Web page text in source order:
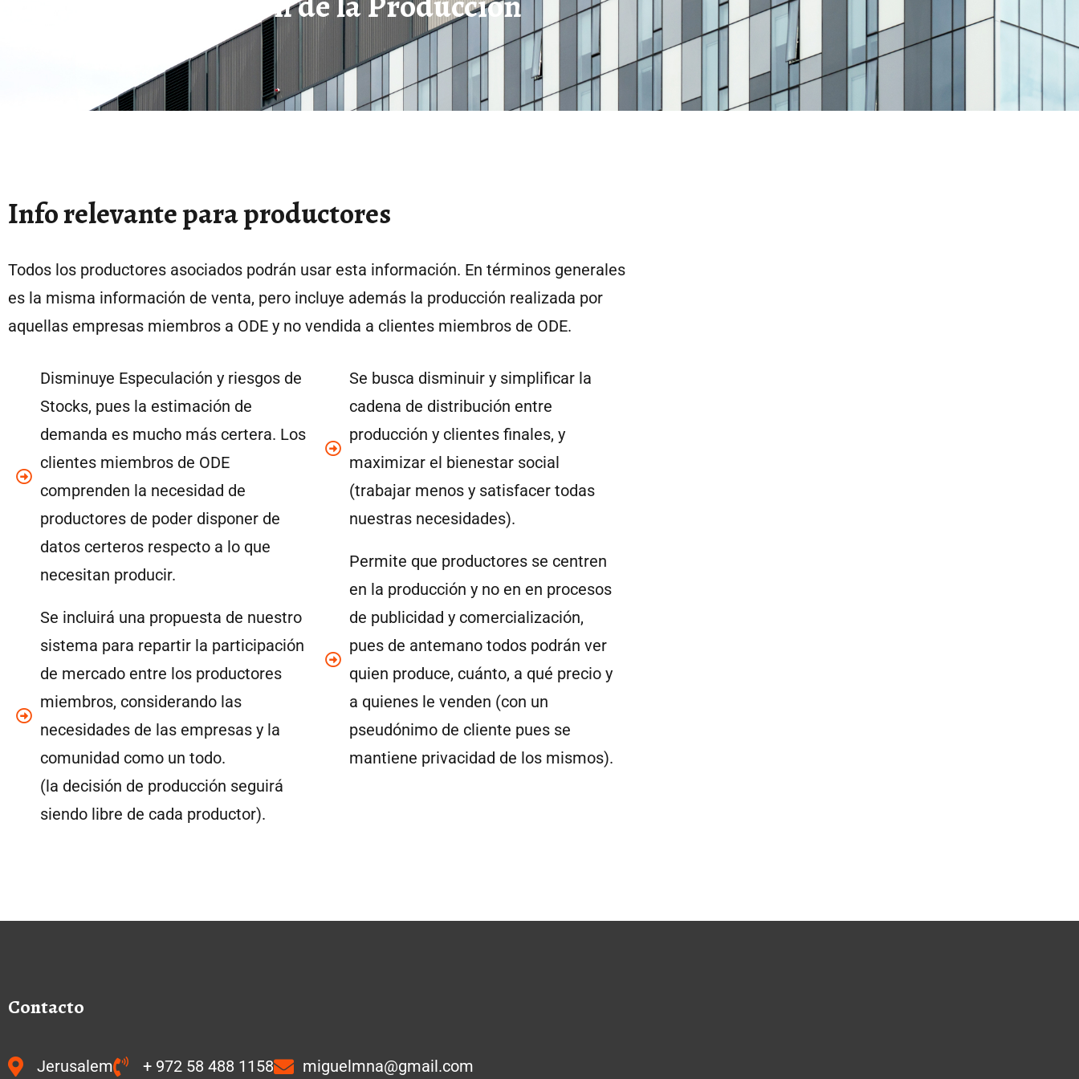
Info relevante para productores
Todos los productores asociados podrán usar esta información. En términos generales
es la misma información de venta, pero incluye además la producción realizada por
aquellas empresas miembros a ODE y no vendida a clientes miembros de ODE.
Disminuye Especulación y riesgos de
Stocks, pues la estimación de
demanda es mucho más certera. Los
clientes miembros de ODE
comprenden la necesidad de
productores de poder disponer de
datos certeros respecto a lo que
necesitan producir.
Se incluirá una propuesta de nuestro
sistema para repartir la participación
de mercado entre los productores
miembros, considerando las
necesidades de las empresas y la
comunidad como un todo.
(la decisión de producción seguirá
siendo libre de cada productor).
Se busca disminuir y simplificar la
cadena de distribución entre
producción y clientes finales, y
maximizar el bienestar social
(trabajar menos y satisfacer todas
nuestras necesidades).
Permite que productores se centren
en la producción y no en en procesos
de publicidad y comercialización,
pues de antemano todos podrán ver
quien produce, cuánto, a qué precio y
a quienes le venden (con un
pseudónimo de cliente pues se
mantiene privacidad de los mismos).
Contacto
Jerusalem + 972 58 488 1158 miguelmna@gmail.com